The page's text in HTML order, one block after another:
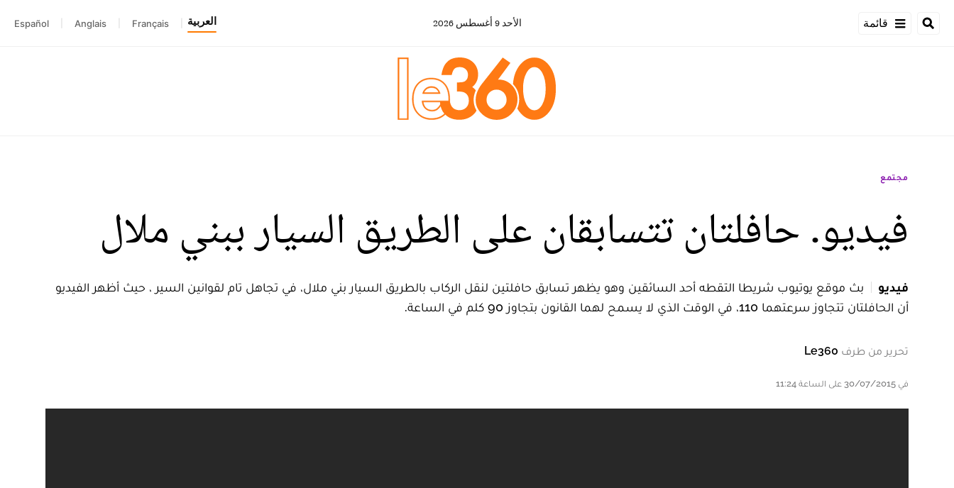
قائمة الأحد 9 أغسطس 2026 العربية Français
Anglais
Español
مجتمع
فيديو. حافلتان تتسابقان على الطريق السيار ببني ملال
فيديو
بث موقع يوتيوب شريطا التقطه أحد السائقين وهو يظهر تسابق حافلتين لنقل الركاب بالطريق السيار بني ملال، في تجاهل تام لقوانين السير ، حيث أظهر الفيديو
أن الحافلتان تتجاوز سرعتهما 110، في الوقت الذي لا يسمح لهما القانون بتجاوز 90 كلم في الساعة.
تحرير من طرف Le360
في 30/07/2015 على الساعة 11:24